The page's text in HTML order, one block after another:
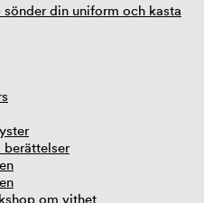
din uniform och kasta
om vithet